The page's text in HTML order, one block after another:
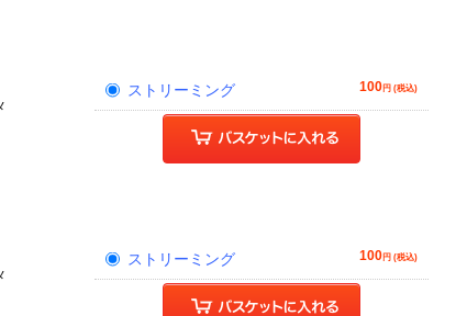
ストリーミング 100円 (税込)
ストリーミング 100円 (税込)